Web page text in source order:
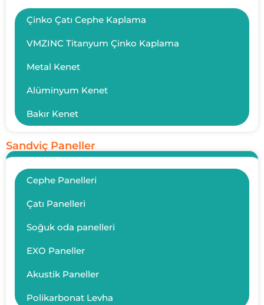
Çinko Çatı Cephe Kaplama
VMZINC Titanyum Çinko Kaplama
Metal Kenet
Alüminyum Kenet
Bakır Kenet
Sandviç Paneller
Cephe Panelleri
Çatı Panelleri
Soğuk oda panelleri
EXO Paneller
Akustik Paneller
Polikarbonat Levha